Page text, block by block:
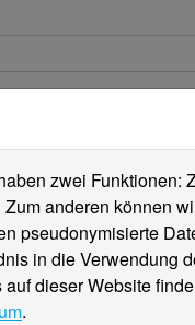
zwei Funktionen:
anderen können
pseudonymisierte
in die Verwendung
dieser Website
.